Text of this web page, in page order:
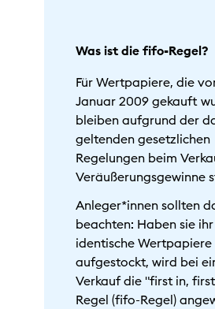
Was ist die fifo-Regel?
Für Wertpapiere, die
Januar 2009 gekauft
bleiben aufgrund der
geltenden gesetzlichen
Regelungen beim
Veräußerungsgewinne
Anleger*innen sollten
beachten: Haben sie
identische Wertpapiere
aufgestockt, wird bei
Verkauf die "first in,
Regel (fifo-Regel)